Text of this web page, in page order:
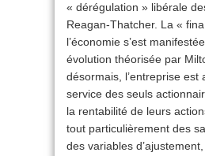
« dérégulation » libérale
Reagan-Thatcher. La «
l’économie s’est
évolution théorisée par
désormais, l’entreprise est
service des seuls
la rentabilité de leurs
tout particulièrement des
des variables